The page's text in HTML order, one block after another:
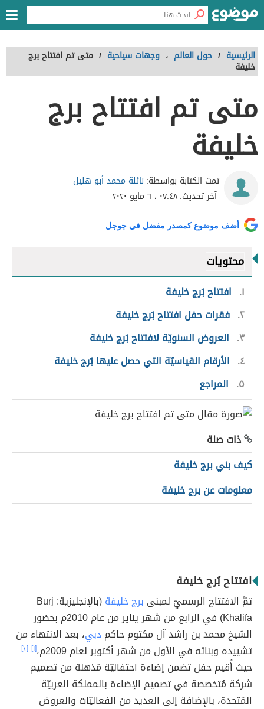
الرئيسية / حول العالم ، وجهات سياحية / متى تم افتتاح برج
خليفة
متى تم افتتاح برج
خليفة
تمت الكتابة بواسطة: نائلة محمد أبو هليل
آخر تحديث:٠٧:٤٨ ، ٦ مايو ٢٠٢٠
أضف موضوع كمصدر مفضل في جوجل
محتويات
١
افتتاح بُرج خليفة
٢ فقرات حفل افتتاح بُرج خليفة
٣
العروض السنويّة لافتتاح بُرج خليفة
٤
الأرقام القياسيّة التي حصل عليها بُرج خليفة
٥
المراجع
ذات صلة
كيف بني برج خليفة
معلومات عن برج خليفة
افتتاح بُرج خليفة
تمَّ الافتتاح الرسميّ لمبنى برج خليفة
(بالإنجليزية: Burj
Khalifa) في الرابع من شهر يناير من عام 2010م بحضور
الشيخ محمد بن راشد آل مكتوم حاكمدبي، بعد الانتهاء من
تشييده وبنائه في الأول من شهر أكتوبر لعام 2009م،
[١] [٢]
حيث أُقيم حفل تضمن إضاءة احتفاليّة مُذهلة من تصميم
شركة مُتخصصة في تصميم الإضاءة بالمملكة العربيّة
المُتحدة، بالإضافة إلى العديد من الفعاليّات والعروض